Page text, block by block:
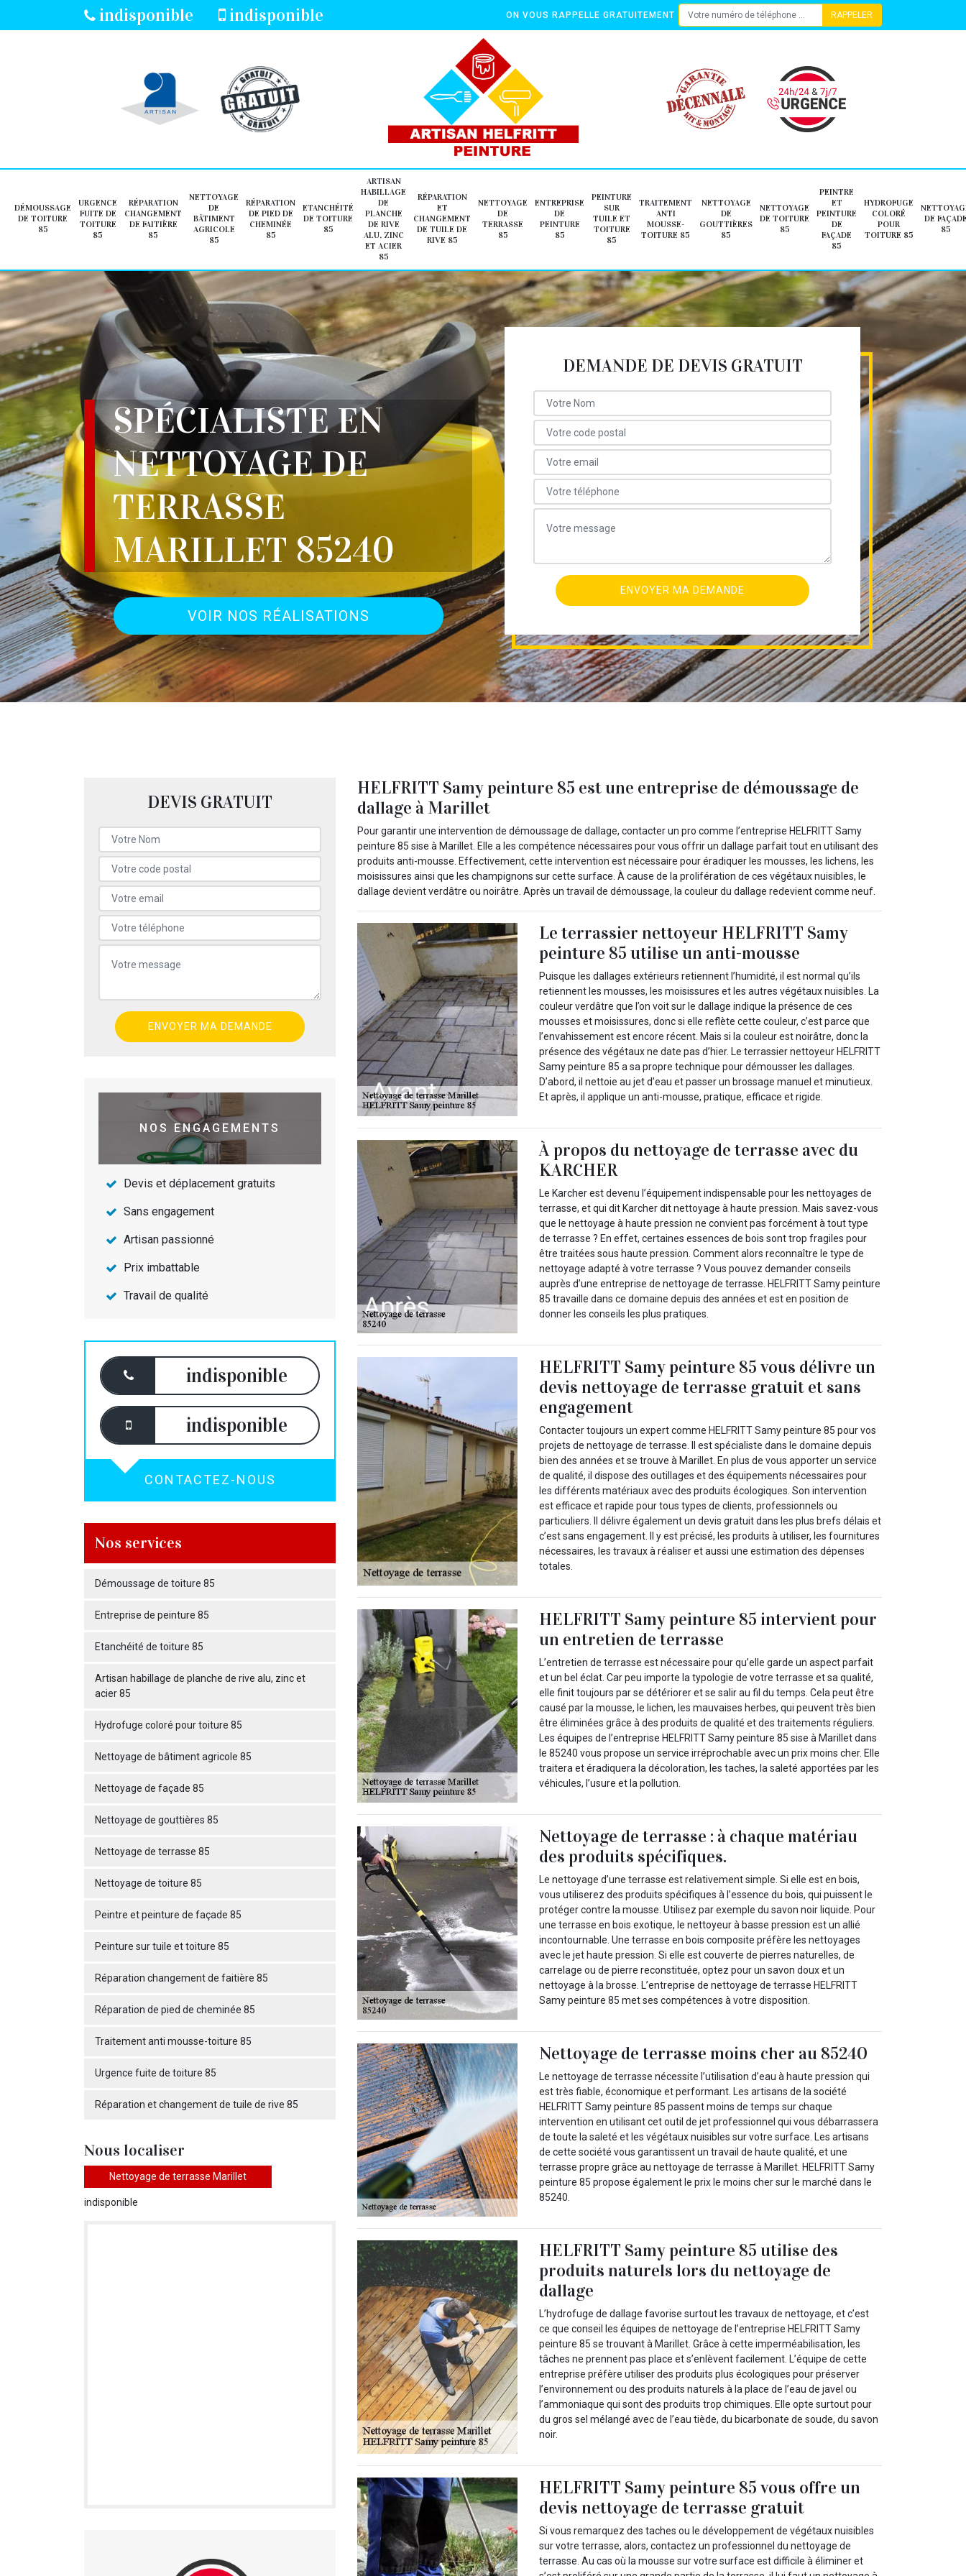
indisponible indisponible ON VOUS RAPPELLE GRATUITEMENT
DÉMOUSSAGE
DE TOITURE
85
URGENCE
FUITE DE
TOITURE
85
RÉPARATION
CHANGEMENT
DE FAITIÈRE
85
NETTOYAGE
DE
BÂTIMENT
AGRICOLE
85
RÉPARATION
DE PIED DE
CHEMINÉE
85
ETANCHÉITÉ
DE TOITURE
85
ARTISAN
HABILLAGE
DE
PLANCHE
DE RIVE
ALU, ZINC
ET ACIER
85
RÉPARATION
ET
CHANGEMENT
DE TUILE DE
RIVE 85
NETTOYAGE
DE
TERRASSE
85
ENTREPRISE
DE
PEINTURE
85
PEINTURE
SUR
TUILE ET
TOITURE
85
TRAITEMENT
ANTI
MOUSSE-
TOITURE 85
NETTOYAGE
DE
GOUTTIÈRES
85
NETTOYAGE
DE TOITURE
85
PEINTRE
ET
PEINTURE
DE
FAÇADE
85
HYDROFUGE
COLORÉ
POUR
TOITURE 85
DE
85
SPÉCIALISTE EN
NETTOYAGE DE
TERRASSE
MARILLET 85240
VOIR NOS RÉALISATIONS
DEMANDE DE DEVIS GRATUIT
DEVIS GRATUIT
NOS ENGAGEMENTS
Devis et déplacement gratuits
Sans engagement
Artisan passionné
Prix imbattable
Travail de qualité
indisponible
indisponible
CONTACTEZ-NOUS
Nos services
Démoussage de toiture 85
Entreprise de peinture 85
Etanchéité de toiture 85
Artisan habillage de planche de rive alu, zinc et
acier 85
Hydrofuge coloré pour toiture 85
Nettoyage de bâtiment agricole 85
Nettoyage de façade 85
Nettoyage de gouttières 85
Nettoyage de terrasse 85
Nettoyage de toiture 85
Peintre et peinture de façade 85
Peinture sur tuile et toiture 85
Réparation changement de faitière 85
Réparation de pied de cheminée 85
Traitement anti mousse-toiture 85
Urgence fuite de toiture 85
Réparation et changement de tuile de rive 85
Nous localiser
Nettoyage de terrasse Marillet
indisponible
HELFRITT Samy peinture 85 est une entreprise de démoussage de
dallage à Marillet
Pour garantir une intervention de démoussage de dallage, contacter un pro comme l’entreprise HELFRITT Samy
peinture 85 sise à Marillet. Elle a les compétence nécessaires pour vous offrir un dallage parfait tout en utilisant des
produits anti-mousse. Effectivement, cette intervention est nécessaire pour éradiquer les mousses, les lichens, les
moisissures ainsi que les champignons sur cette surface. À cause de la prolifération de ces végétaux nuisibles, le
dallage devient verdâtre ou noirâtre. Après un travail de démoussage, la couleur du dallage redevient comme neuf.
Le terrassier nettoyeur HELFRITT Samy
peinture 85 utilise un anti-mousse
Puisque les dallages extérieurs retiennent l’humidité, il est normal qu’ils
retiennent les mousses, les moisissures et les autres végétaux nuisibles. La
couleur verdâtre que l’on voit sur le dallage indique la présence de ces
mousses et moisissures, donc si elle reflète cette couleur, c’est parce que
l’envahissement est encore récent. Mais si la couleur est noirâtre, donc la
présence des végétaux ne date pas d’hier. Le terrassier nettoyeur HELFRITT
Samy peinture 85 a sa propre technique pour démousser les dallages.
D’abord, il nettoie au jet d’eau et passer un brossage manuel et minutieux.
Et après, il applique un anti-mousse, pratique, efficace et rigide.
À propos du nettoyage de terrasse avec du
KARCHER
Le Karcher est devenu l’équipement indispensable pour les nettoyages de
terrasse, et qui dit Karcher dit nettoyage à haute pression. Mais savez-vous
que le nettoyage à haute pression ne convient pas forcément à tout type
de terrasse ? En effet, certaines essences de bois sont trop fragiles pour
être traitées sous haute pression. Comment alors reconnaître le type de
nettoyage adapté à votre terrasse ? Vous pouvez demander conseils
auprès d’une entreprise de nettoyage de terrasse. HELFRITT Samy peinture
85 travaille dans ce domaine depuis des années et est en position de
donner les conseils les plus pratiques.
HELFRITT Samy peinture 85 vous délivre un
devis nettoyage de terrasse gratuit et sans
engagement
Contacter toujours un expert comme HELFRITT Samy peinture 85 pour vos
projets de nettoyage de terrasse. Il est spécialiste dans le domaine depuis
bien des années et se trouve à Marillet. En plus de vous apporter un service
de qualité, il dispose des outillages et des équipements nécessaires pour
les différents matériaux avec des produits écologiques. Son intervention
est efficace et rapide pour tous types de clients, professionnels ou
particuliers. Il délivre également un devis gratuit dans les plus brefs délais et
c’est sans engagement. Il y est précisé, les produits à utiliser, les fournitures
nécessaires, les travaux à réaliser et aussi une estimation des dépenses
totales.
HELFRITT Samy peinture 85 intervient pour
un entretien de terrasse
L’entretien de terrasse est nécessaire pour qu’elle garde un aspect parfait
et un bel éclat. Car peu importe la typologie de votre terrasse et sa qualité,
elle finit toujours par se détériorer et se salir au fil du temps. Cela peut être
causé par la mousse, le lichen, les mauvaises herbes, qui peuvent très bien
être éliminées grâce à des produits de qualité et des traitements réguliers.
Les équipes de l’entreprise HELFRITT Samy peinture 85 sise à Marillet dans
le 85240 vous propose un service irréprochable avec un prix moins cher. Elle
traitera et éradiquera la décoloration, les taches, la saleté apportées par les
véhicules, l’usure et la pollution.
Nettoyage de terrasse : à chaque matériau
des produits spécifiques.
Le nettoyage d’une terrasse est relativement simple. Si elle est en bois,
vous utiliserez des produits spécifiques à l’essence du bois, qui puissent le
protéger contre la mousse. Utilisez par exemple du savon noir liquide. Pour
une terrasse en bois exotique, le nettoyeur à basse pression est un allié
incontournable. Une terrasse en bois composite préfère les nettoyages
avec le jet haute pression. Si elle est couverte de pierres naturelles, de
carrelage ou de pierre reconstituée, optez pour un savon doux et un
nettoyage à la brosse. L’entreprise de nettoyage de terrasse HELFRITT
Samy peinture 85 met ses compétences à votre disposition.
Nettoyage de terrasse moins cher au 85240
Le nettoyage de terrasse nécessite l’utilisation d’eau à haute pression qui
est très fiable, économique et performant. Les artisans de la société
HELFRITT Samy peinture 85 passent moins de temps sur chaque
intervention en utilisant cet outil de jet professionnel qui vous débarrassera
de toute la saleté et les végétaux nuisibles sur votre surface. Les artisans
de cette société vous garantissent un travail de haute qualité, et une
terrasse propre grâce au nettoyage de terrasse à Marillet. HELFRITT Samy
peinture 85 propose également le prix le moins cher sur le marché dans le
85240.
HELFRITT Samy peinture 85 utilise des
produits naturels lors du nettoyage de
dallage
L’hydrofuge de dallage favorise surtout les travaux de nettoyage, et c’est
ce que conseil les équipes de nettoyage de l’entreprise HELFRITT Samy
peinture 85 se trouvant à Marillet. Grâce à cette imperméabilisation, les
tâches ne prennent pas place et s’enlèvent facilement. L’équipe de cette
entreprise préfère utiliser des produits plus écologiques pour préserver
l’environnement ou des produits naturels à la place de l’eau de javel ou
l’ammoniaque qui sont des produits trop chimiques. Elle opte surtout pour
du gros sel mélangé avec de l’eau tiède, du bicarbonate de soude, du savon
noir.
HELFRITT Samy peinture 85 vous offre un
devis nettoyage de terrasse gratuit
Si vous remarquez des taches ou le développement de végétaux nuisibles
sur votre terrasse, alors, contactez un professionnel du nettoyage de
terrasse. Au cas où la mousse sur votre surface est difficile à éliminer et